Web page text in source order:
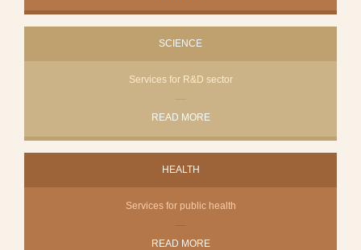
SCIENCE
Services for R&D sector
READ MORE
HEALTH
Services for public health
READ MORE